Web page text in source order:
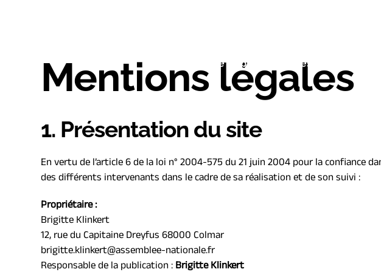
Votre députée Les assemblées
Mentions légales
1. Présentation du site
En vertu de l’article 6 de la loi n° 2004-575 du 21 juin 2004 pour la confiance
des différents intervenants dans le cadre de sa réalisation et de son suivi :
Propriétaire :
Brigitte Klinkert
12, rue du Capitaine Dreyfus 68000 Colmar
brigitte.klinkert@assemblee-nationale.fr
Responsable de la publication : Brigitte Klinkert